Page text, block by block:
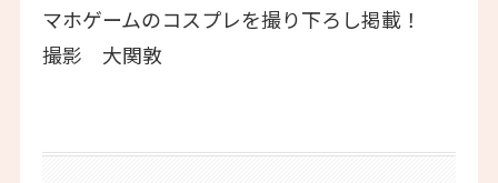
マホゲームのコスプレを撮り下ろし掲載！
撮影 大関敦